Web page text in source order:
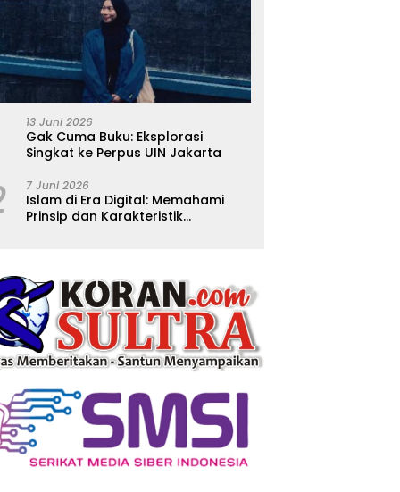
13 Juni 2026
Gak Cuma Buku: Eksplorasi
Singkat ke Perpus UIN Jakarta
7 Juni 2026
Islam di Era Digital: Memahami
Prinsip dan Karakteristik